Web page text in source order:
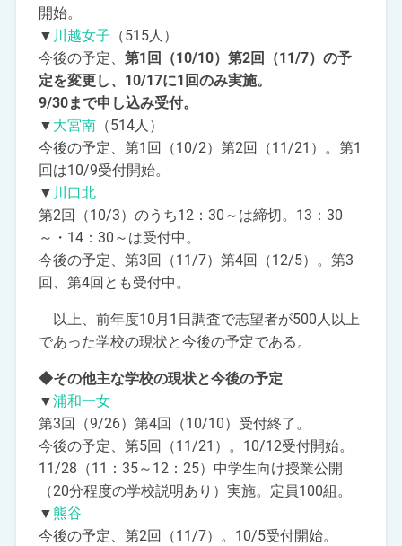
開始。
▼ 川越女子 （515人）
今後の予定、 第1回（10/10）第2回（11/7）の予
定を変更し、10/17に1回のみ実施。
9/30まで申し込み受付。
▼ 大宮南（514人）
今後の予定、第1回（10/2）第2回（11/21）。第1
回は10/9受付開始。
▼ 川口北
第2回（10/3）のうち12：30～は締切。13：30
～・14：30～は受付中。
今後の予定、第3回（11/7）第4回（12/5）。第3
回、第4回とも受付中。
以上、前年度10月1日調査で志望者が500人以上
であった学校の現状と今後の予定である。
◆その他主な学校の現状と今後の予定
▼浦和一女
第3回（9/26）第4回（10/10）受付終了。
今後の予定、第5回（11/21）。10/12受付開始。
11/28（11：35～12：25）中学生向け授業公開
（20分程度の学校説明あり）実施。定員100組。
▼熊谷
今後の予定、第2回（11/7）。10/5受付開始。